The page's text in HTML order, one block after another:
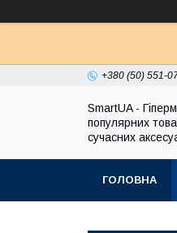
+380 (50) 551-
SmartUA -
популярних
сучасних
ГОЛОВНА